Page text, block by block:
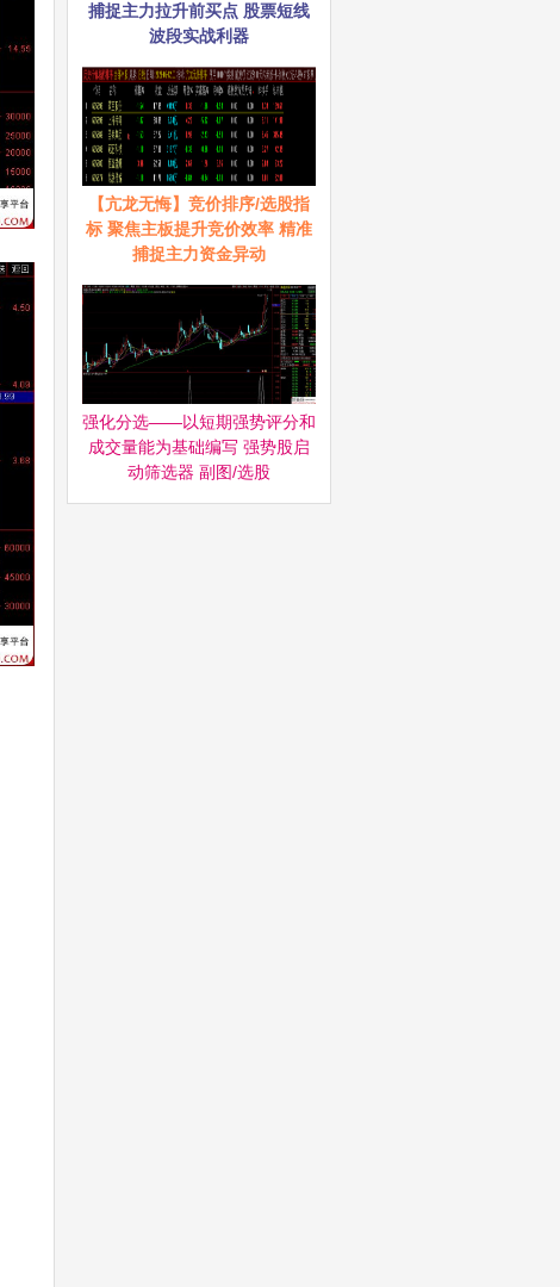
捕捉主力拉升前买点 股票短线
波段实战利器
【亢龙无悔】竞价排序/选股指
标 聚焦主板提升竞价效率 精准
捕捉主力资金异动
强化分选——以短期强势评分和
成交量能为基础编写 强势股启
动筛选器‌ 副图/选股